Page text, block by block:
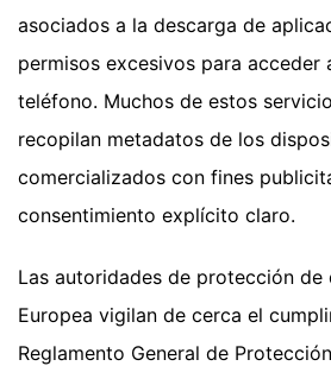
asociados a la descarga de
permisos excesivos para acceder
teléfono. Muchos de estos
recopilan metadatos de los
comercializados con fines
consentimiento explícito claro.
Las autoridades de protección de
Europea vigilan de cerca el
Reglamento General de